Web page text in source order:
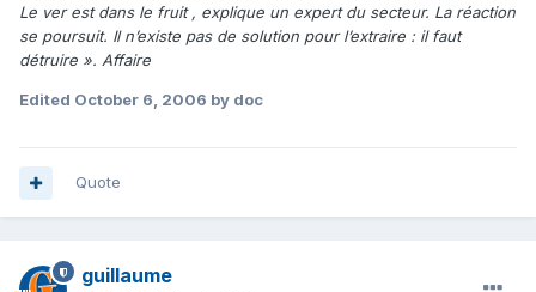
Le ver est dans le fruit , explique un expert du secteur. La réaction
se poursuit. Il n’existe pas de solution pour l’extraire : il faut
détruire ». Affaire
Edited October 6, 2006 by doc
Quote
guillaume